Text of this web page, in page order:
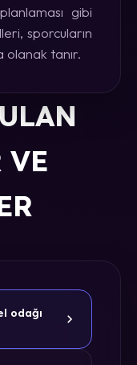
gibi
sporcuların
olanak tanır.
VE
odağı